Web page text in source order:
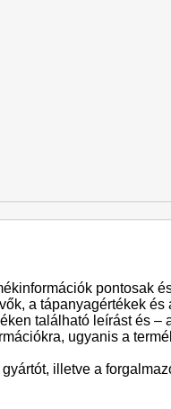
pontosak
a tápanyagértékek
található leírást és
ugyanis a
illetve a